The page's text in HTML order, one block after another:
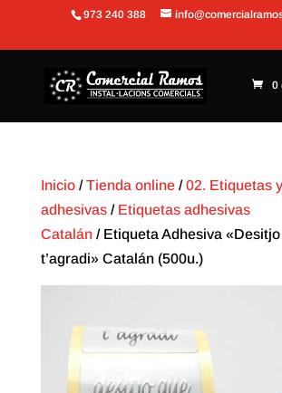
Abrir barra de herramientas
973 240 388
0
Inicio/Tienda online/02. Etiquetas
adhesivas/ Etiquetas adhesivas
Catalán/ Etiqueta Adhesiva «Desitjo
t’agradi» Catalán (500u.)